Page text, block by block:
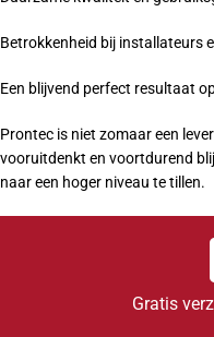
Betrokkenheid bij installateurs
Een blijvend perfect resultaat
Prontec is niet zomaar een
vooruitdenkt en voortdurend
naar een hoger niveau te tillen.
Gratis